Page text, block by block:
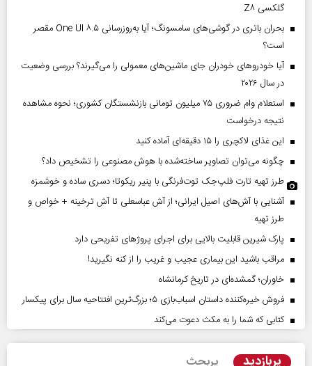
گلکسی Z۸
بحران باتری در گوشی‌های سامسونگ؛ آیا به‌روزرسانی One UI ۸.۵ مقصر
است؟
آیا خودروهای خودران جای ماشین‌های معمولی را می‌گیرند؟ بررسی وضعیت
در سال ۲۰۲۶
استعلام وام ضروری ۷۵ میلیون تومانی بازنشستگان کشوری؛ نحوه مشاهده
نتیجه درخواست
این غذای لاکچری را ۱۵ دقیقه‌ای آماده کنید
چگونه می‌توان تصاویر ساخته‌شده با هوش مصنوعی را تشخیص داد؟
طرز تهیه تارت فلپ‌جک توت‌فرنگی با پنیر ریکوتا؛ دسری ساده و خوشمزه
آشنایی با آش‌های اصیل ایرانی؛ از آش عباسعلی تا آش ترخینه + خواص و
طرز تهیه
پارک شیرین قابلیت‌ بالایی برای اجرای پروژهای تفریحی دارد
مراقب باشید این بیماری عجیب و غریب را از کنه نگیرید!
خاوران؛ گمشده‌ای در تاریخ کرمانشاه
فروش خیره‌کننده داستان اسباب‌بازی ۵؛ بزرگ‌ترین افتتاحیه سال برای پیکسار
کتابی که شما را به مکث دعوت می‌کند
پربازدید پربحث